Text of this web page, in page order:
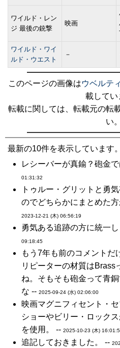
ワイルド・レン
ジ 最後の銃撃
映画
ワイルド・ワイ
ルド・ウエスト
－
このページの画像はウベルテ
載してい
転載に関しては、転載元の転
い。
最新の10件を表示しています。
レシーバーが真鍮？砲金
01:31:32
トゥルー・グリットと勇
のでどちらかにまとめた
2023-12-21 (木) 06:56:19
勇気ある追跡の方に統一
09:18:45
もう7年も前のコメントだ
リピーターの材質はBrass
ね。そもそも砲金って青
な -- 2025-09-24 (水) 02:06:00
映画マグニフィセント・
ショーやビリー・ロック
を使用。 -- 2025-10-23 (木)
追記しておきました。 --